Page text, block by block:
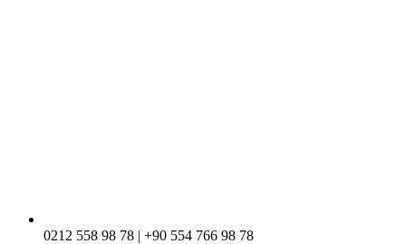
0212 558 98 78 | +90 554 766 98 78